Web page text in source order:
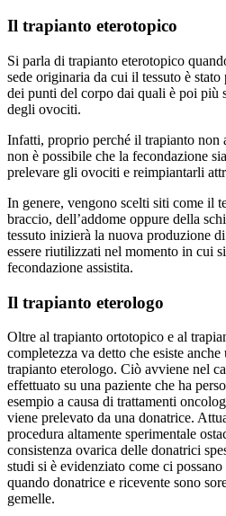
Il trapianto eterotopico
Si parla di trapianto eterotopico
sede originaria da cui il tessuto è
dei punti del corpo dai quali è poi più
degli ovociti.
Infatti, proprio perché il trapianto non
non è possibile che la fecondazione
prelevare gli ovociti e reimpiantarli
In genere, vengono scelti siti come il
braccio, dell’addome oppure della
tessuto inizierà la nuova produzione
essere riutilizzati nel momento in cui
fecondazione assistita.
Il trapianto eterologo
Oltre al trapianto ortotopico e al
completezza va detto che esiste
trapianto eterologo. Ciò avviene nel
effettuato su una paziente che ha
esempio a causa di trattamenti
viene prelevato da una donatrice.
procedura altamente sperimentale
consistenza ovarica delle donatrici
studi si è evidenziato come ci
quando donatrice e ricevente sono
gemelle.